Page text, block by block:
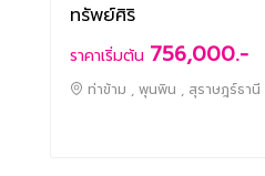
ทรัพย์ศิริ
ราคาเริ่มต้น 756,000.-
ท่าข้าม , พุนพิน , สุราษฎร์ธานี